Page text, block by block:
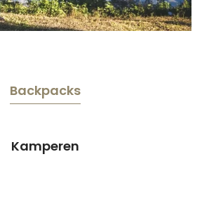
Backpacks
Kamperen